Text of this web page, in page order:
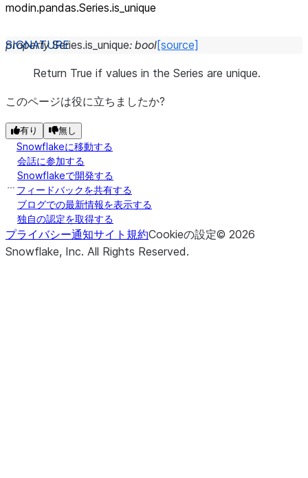
modin.pandas.Series.is_ unique
property Series.is_unique: bool[source]
Return True if values in the Series are unique.
このページは役に立ちましたか?
有り 無し
Snowflakeに移動する
会話に参加する
Snowflakeで開発する
フィードバックを共有する
ブログでの最新情報を表示する
独自の認定を取得する
プライバシー通知サイト規約Cookieの設定© 2026
Snowflake, Inc. All Rights Reserved.